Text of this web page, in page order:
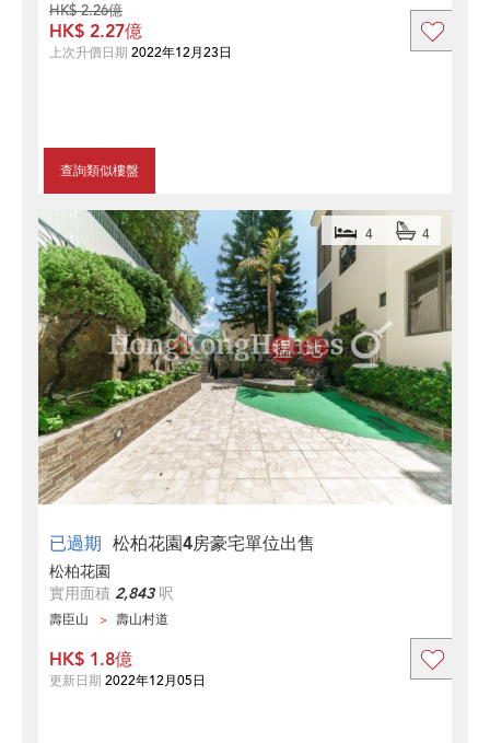
查詢類似樓盤
HK$ 2.26億
HK$ 2.27億
上次升價日期 2022年12月23日
已過期 松柏花園4房豪宅單位出售
4 4
松柏花園
實用面積 2,843呎
壽臣山 壽山村道
HK$ 1.8億
更新日期 2022年12月05日